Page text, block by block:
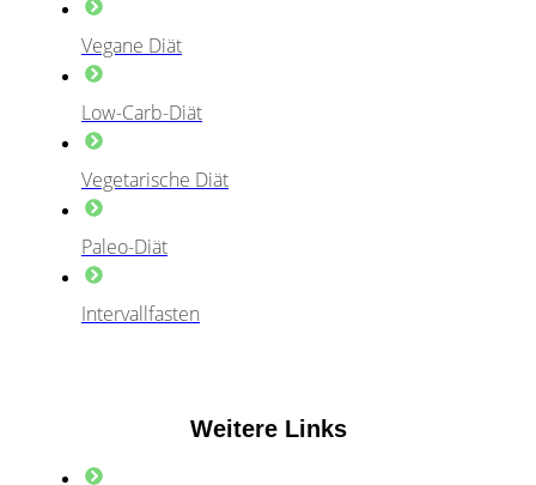
Vegane Diät
Low-Carb-Diät
Vegetarische Diät
Paleo-Diät
Intervallfasten
Weitere Links